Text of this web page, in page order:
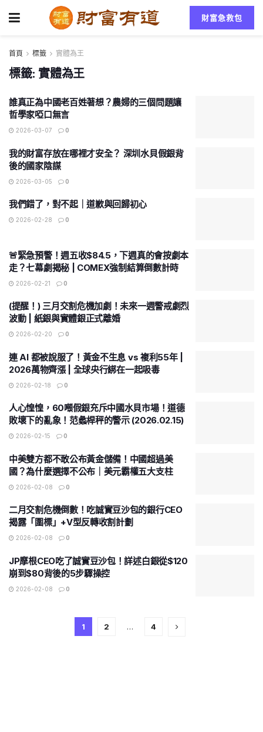
財富急救包
首頁 標籤 實體為王
標籤: 實體為王
誰真正為中國老百姓著想？農婦的三個問題讓
哲學家啞口無言
2026-03-07 0
我的財富存放在哪裡才安全？ 深圳水貝假銀背
後的國家陰謀
2026-03-05 0
我們錯了，對不起｜道歉與回歸初心
2026-02-28 0
🚨緊急預警！週五收$84.5，下週真的會按劇本
走？七幕劇揭秘 | COMEX強制結算倒數計時
2026-02-21 0
(提醒！) 三月交割危機加劇！未來一週警戒劇烈
波動 | 紙銀與實體銀正式離婚
2026-02-20 0
連 AI 都被說服了！黃金不生息 vs 複利55年 |
2026萬物齊漲 | 全球央行綁在一起吸毒
2026-02-18 0
人心惶惶，60噸假銀充斥中國水貝市場！道德
敗壞下的亂象！范蠡桿秤的警示 (2026.02.15)
2026-02-15 0
中美雙方都不敢公布黃金儲備！中國超過美
國？為什麼選擇不公布｜美元霸權五大支柱
2026-02-08 0
二月交割危機倒數！吃誠實豆沙包的銀行CEO
揭露「圍標」+V型反轉收割計劃
2026-02-08 0
JP摩根CEO吃了誠實豆沙包！詳述白銀從$120
崩到$80背後的5步驟操控
2026-02-08 0
1 2 … 4